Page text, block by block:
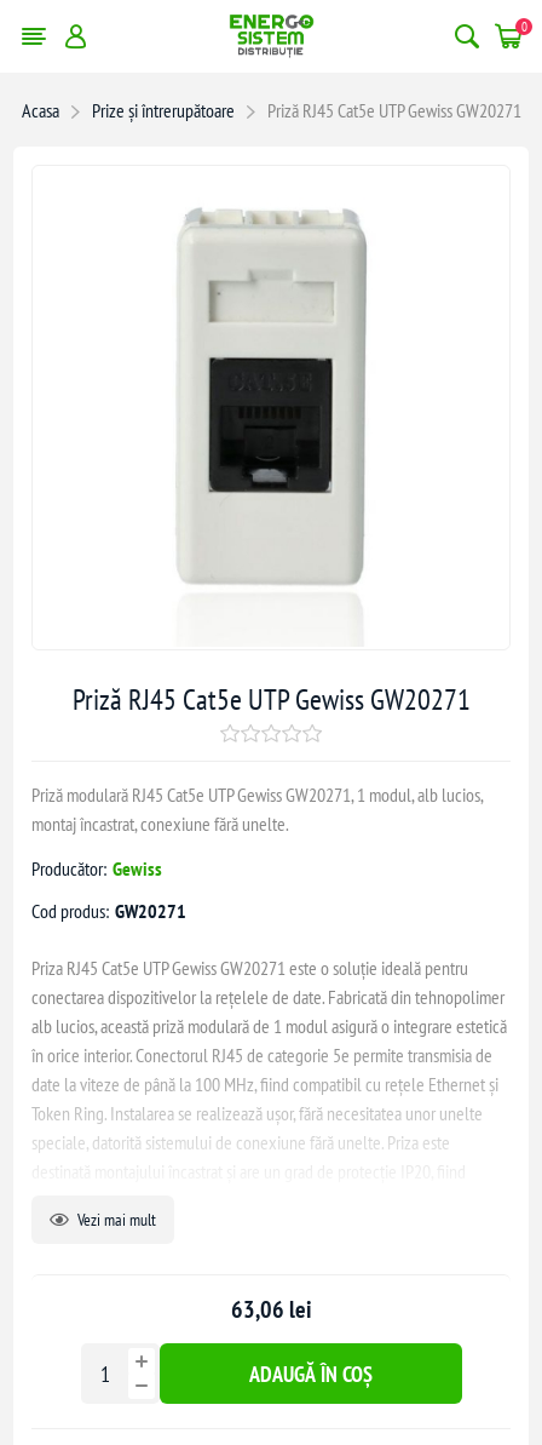
0
Acasa Prize și întrerupătoare Priză RJ45 Cat5e UTP Gewiss GW20271
Priză RJ45 Cat5e UTP Gewiss GW20271
Priză modulară RJ45 Cat5e UTP Gewiss GW20271, 1 modul, alb lucios,
montaj încastrat, conexiune fără unelte.
Producător: Gewiss
Cod produs: GW20271
Priza RJ45 Cat5e UTP Gewiss GW20271 este o soluție ideală pentru
conectarea dispozitivelor la rețelele de date. Fabricată din tehnopolimer
alb lucios, această priză modulară de 1 modul asigură o integrare estetică
în orice interior. Conectorul RJ45 de categorie 5e permite transmisia de
date la viteze de până la 100 MHz, fiind compatibil cu rețele Ethernet și
Token Ring. Instalarea se realizează ușor, fără necesitatea unor unelte
speciale, datorită sistemului de conexiune fără unelte. Priza este
Vezi mai mult
63,06 lei
ADAUGĂ ÎN COȘ